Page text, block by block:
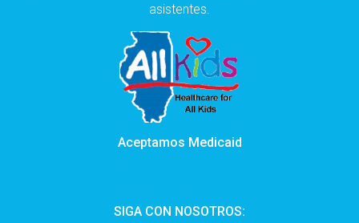
asistentes.
Aceptamos Medicaid
SIGA CON NOSOTROS: